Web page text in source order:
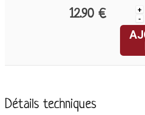
12.90 €
+
-
Détails techniques